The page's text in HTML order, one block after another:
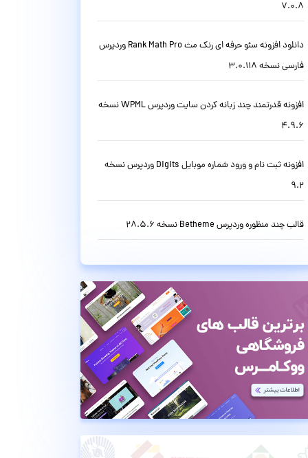
7.0.8
دانلود افزونه سئو حرفه ای رنک مث Rank Math Pro وردپرس
فارسی نسخه 3.0.118
افزونه قدرتمند چند زبانه کردن سایت وردپرس WPML نسخه
4.9.6
افزونه ثبت نام و ورود شماره موبایل Digits وردپرس نسخه
9.2
قالب چند منظوره وردپرس Betheme نسخه 28.5.6